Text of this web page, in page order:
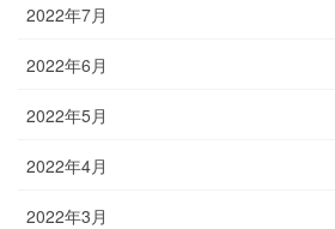
2022年7月
2022年6月
2022年5月
2022年4月
2022年3月